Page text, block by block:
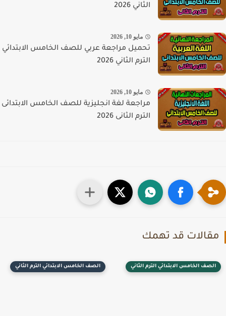
الثاني 2026
مايو 10, 2026
تحميل مراجعة عربي للصف الخامس الابتدائي
الترم الثاني 2026
مايو 10, 2026
مراجعة لغة انجليزية للصف الخامس الابتدائى
الترم الثانى 2026
قد تهمك
الصف الخامس الابتدائي الترم الثاني الصف الخامس الابتدائي الترم الثاني